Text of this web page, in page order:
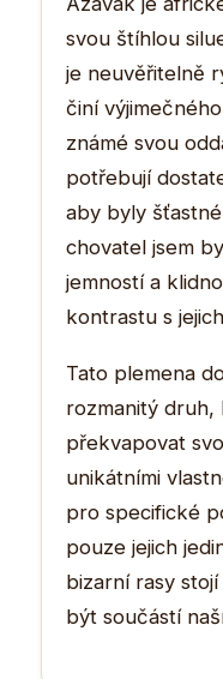
svou štíhlou
je neuvěřitelně
činí
známé svou
potřebují
aby byly
chovatel jsem
jemností a
kontrastu s
Tato plemena
rozmanitý druh,
překvapovat
unikátními
pro specifické
pouze jejich
bizarní rasy
být součástí